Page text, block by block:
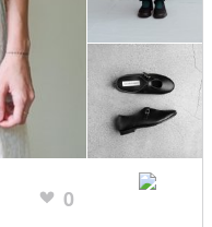
0